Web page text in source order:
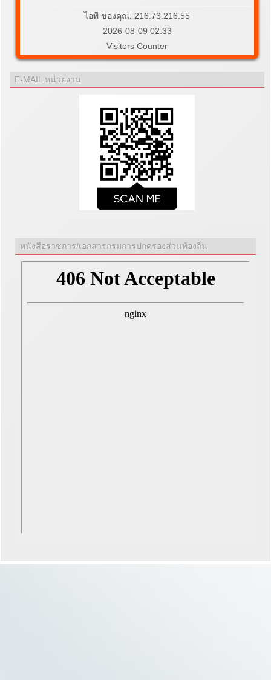
ไอพี ของคุณ: 216.73.216.55
2026-08-09 02:33
Visitors Counter
E-MAIL หน่วยงาน
หนังสือราชการ/เอกสารกรมการปกครองส่วนท้องถิ่น